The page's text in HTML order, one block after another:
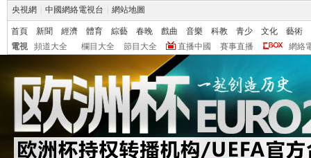
央視網 中國網絡電視台 網站地圖
首頁 新聞 經濟 體育 綜藝 春晚 戲曲 音樂 科教 青少 文化
藝術
電視
頻道大全 欄目大全 節目大全 直播中國 賽事直播 網絡